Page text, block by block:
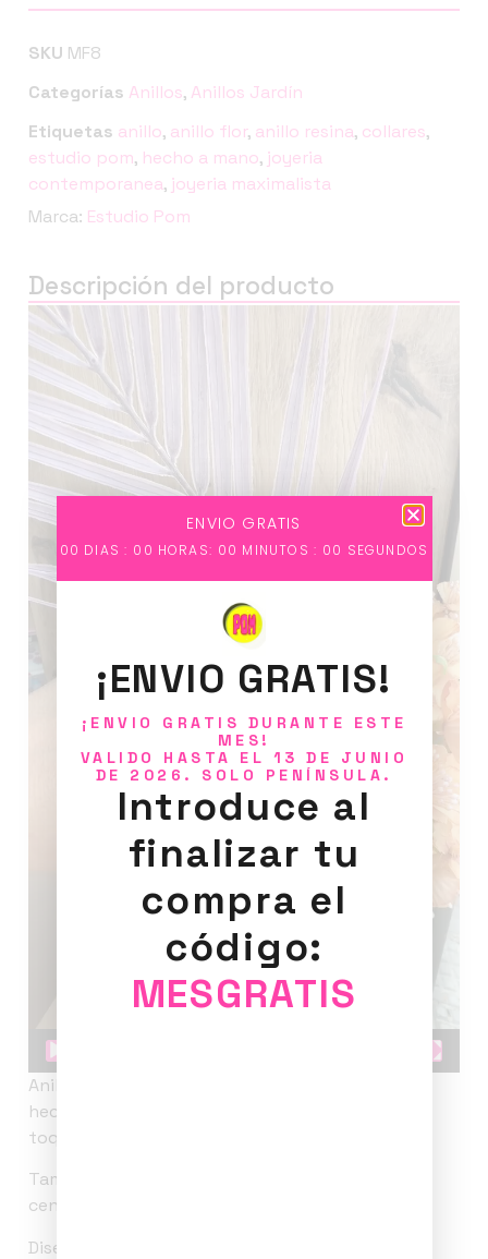
SKU MF8
Categorías Anillos, Anillos Jardín
Etiquetas anillo, anillo flor, anillo resina, collares,
estudio pom, hecho a mano, joyeria
contemporanea, joyeria maximalista
Marca: Estudio Pom
Descripción del producto
Reproductor
de
Anillos con forma de flor de tamaño pequeño
hecha a mano, delicada y elegante añadirá un
toque perfecto para cualquier outfit.
Tamaño del anillo ajustable. Tamaño de la flor 1
centímetro.
Diseños de estudio PoM.
ENVIO GRATIS
00 DIAS : 00 HORAS: 00 MINUTOS : 00 SEGUNDOS
¡ENVIO GRATIS!
¡ENVIO GRATIS DURANTE ESTE
MES!
VALIDO HASTA EL 13 DE JUNIO
DE 2026. SOLO PENÍNSULA.
Introduce al
finalizar tu
compra el
código:
MESGRATIS